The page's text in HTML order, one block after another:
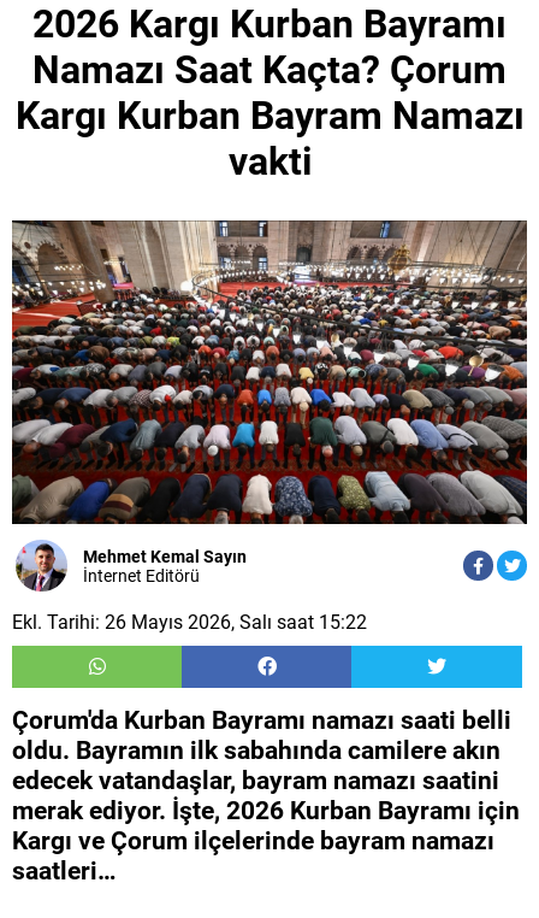
2026 Kargı Kurban Bayramı
Namazı Saat Kaçta? Çorum
Kargı Kurban Bayram Namazı
vakti
Mehmet Kemal Sayın
İnternet Editörü
Ekl. Tarihi: 26 Mayıs 2026, Salı saat 15:22
Çorum'da Kurban Bayramı namazı saati belli
oldu. Bayramın ilk sabahında camilere akın
edecek vatandaşlar, bayram namazı saatini
merak ediyor. İşte, 2026 Kurban Bayramı için
Kargı ve Çorum ilçelerinde bayram namazı
saatleri…